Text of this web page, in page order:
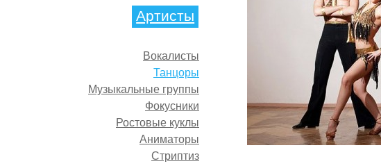
Артисты
Вокалисты
Танцоры
Музыкальные группы
Фокусники
Ростовые куклы
Аниматоры
Стриптиз